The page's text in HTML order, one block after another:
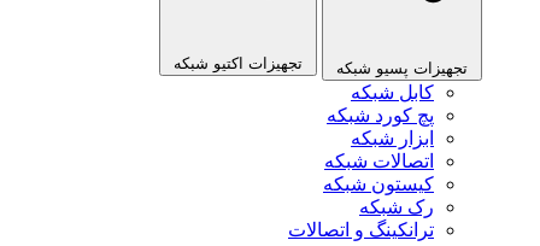
تجهیزات پسیو شبکه تجهیزات اکتیو شبکه
کابل شبکه
پچ کورد شبکه
ابزار شبکه
اتصالات شبکه
کیستون شبکه
رک شبکه
ترانکینگ و اتصالات